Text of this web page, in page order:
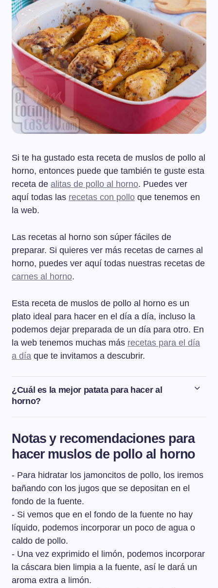
Si te ha gustado esta receta de muslos de pollo al
horno, entonces puede que también te guste esta
receta de alitas de pollo al horno. Puedes ver
aquí todas las recetas con pollo que tenemos en
la web.
Las recetas al horno son súper fáciles de
preparar. Si quieres ver más recetas de carnes al
horno, puedes ver aquí todas nuestras recetas de
carnes al horno.
Esta receta de muslos de pollo al horno es un
plato ideal para hacer en el día a día, incluso la
podemos dejar preparada de un día para otro. En
la web tenemos muchas más recetas para el día
a día que te invitamos a descubrir.
¿Cuál es la mejor patata para hacer al
horno?
Las patatas que se recomiendan para hacer asadas al
blanditas pero no se deshacen, como por ejemplo las de
la variedad Kennebec.
Notas y recomendaciones para
hacer muslos de pollo al horno
- Para hidratar los jamoncitos de pollo, los iremos
bañando con los jugos que se depositan en el
fondo de la fuente.
- Si vemos que en el fondo de la fuente no hay
líquido, podemos incorporar un poco de agua o
caldo de pollo.
- Una vez exprimido el limón, podemos incorporar
la cáscara bien limpia a la fuente, así le dará un
aroma extra a limón.